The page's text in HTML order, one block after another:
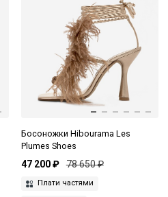
Босоножки Hibourama Les
Plumes Shoes
47 200 ₽ 78 650 ₽
Плати частями